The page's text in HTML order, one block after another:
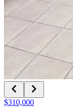
$310,000